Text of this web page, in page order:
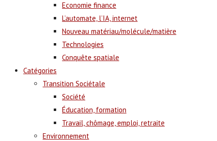
Economie finance
L’automate, l’IA, internet
Nouveau matériau/molécule/matière
Technologies
Conquête spatiale
Catégories
Transition Sociétale
Société
Éducation, formation
Travail, chômage, emploi, retraite
Environnement